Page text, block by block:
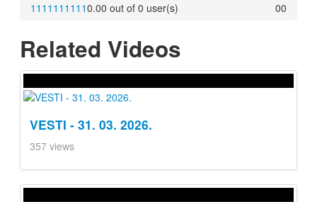
1 1 1 1 1 1 1 1 1 10.00 out of 0 user(s) 00
Related Videos
VESTI - 31. 03. 2026.
357 views